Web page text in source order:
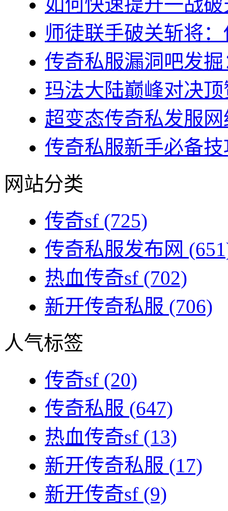
如何快速提升一战
师徒联手破关斩将
传奇私服漏洞吧发
玛法大陆巅峰对决
超变态传奇私发服
传奇私服新手必备
网站分类
传奇sf (725)
传奇私服发布网
热血传奇sf (702)
新开传奇私服 (706)
人气标签
传奇sf (20)
传奇私服 (647)
热血传奇sf (13)
新开传奇私服 (17)
新开传奇sf (9)